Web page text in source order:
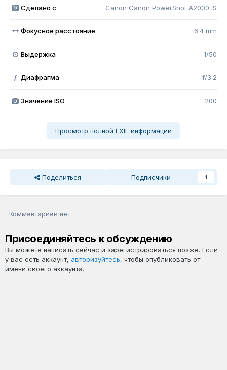
Сделано с Canon Canon PowerShot A2000 IS
Фокусное расстояние 6.4 mm
Выдержка 1/50
f Диафрагма f/3.2
Значение ISO 200
Просмотр полной EXIF информации
Поделиться Подписчики 1
Комментариев нет
Присоединяйтесь к обсуждению
Вы можете написать сейчас и зарегистрироваться позже. Если
у вас есть аккаунт, авторизуйтесь, чтобы опубликовать от
имени своего аккаунта.